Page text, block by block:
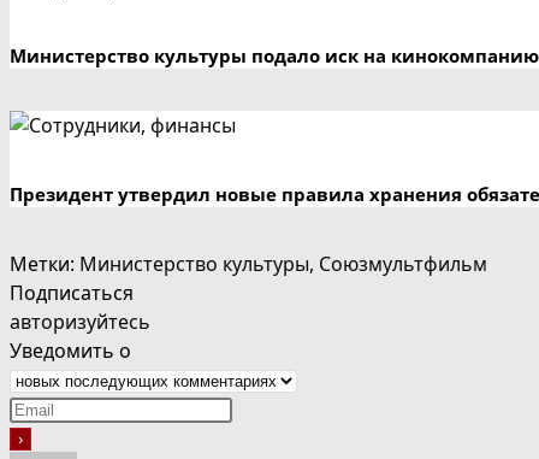
Министерство культуры подало иск на
Президент утвердил новые правила хранения
Метки: Министерство культуры, Союзмультфильм
Подписаться
авторизуйтесь
Уведомить о